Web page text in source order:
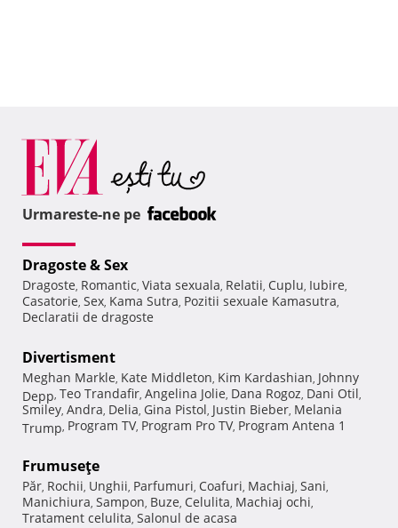
Urmareste-ne pe
Dragoste & Sex
Dragoste, Romantic, Viata sexuala, Relatii, Cuplu, Iubire,
Casatorie, Sex, Kama Sutra, Pozitii sexuale Kamasutra,
Declaratii de dragoste
Divertisment
Meghan Markle, Kate Middleton, Kim Kardashian, Johnny
Depp, Teo Trandafir, Angelina Jolie, Dana Rogoz, Dani Otil,
Smiley, Andra, Delia, Gina Pistol, Justin Bieber, Melania
Trump, Program TV, Program Pro TV, Program Antena 1
Frumuseţe
Păr, Rochii, Unghii, Parfumuri, Coafuri, Machiaj, Sani,
Manichiura, Sampon, Buze, Celulita, Machiaj ochi,
Tratament celulita, Salonul de acasa